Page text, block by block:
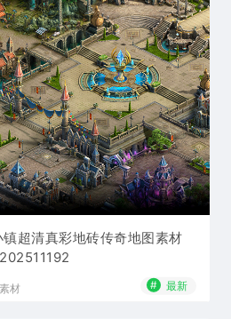
镇超清真彩地砖传奇地图素材
材 # 最新